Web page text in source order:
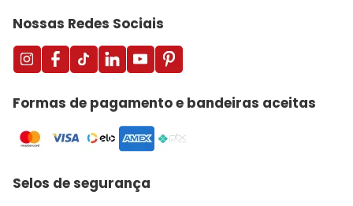
Nossas Redes Sociais
Formas de pagamento e bandeiras aceitas
Selos de segurança